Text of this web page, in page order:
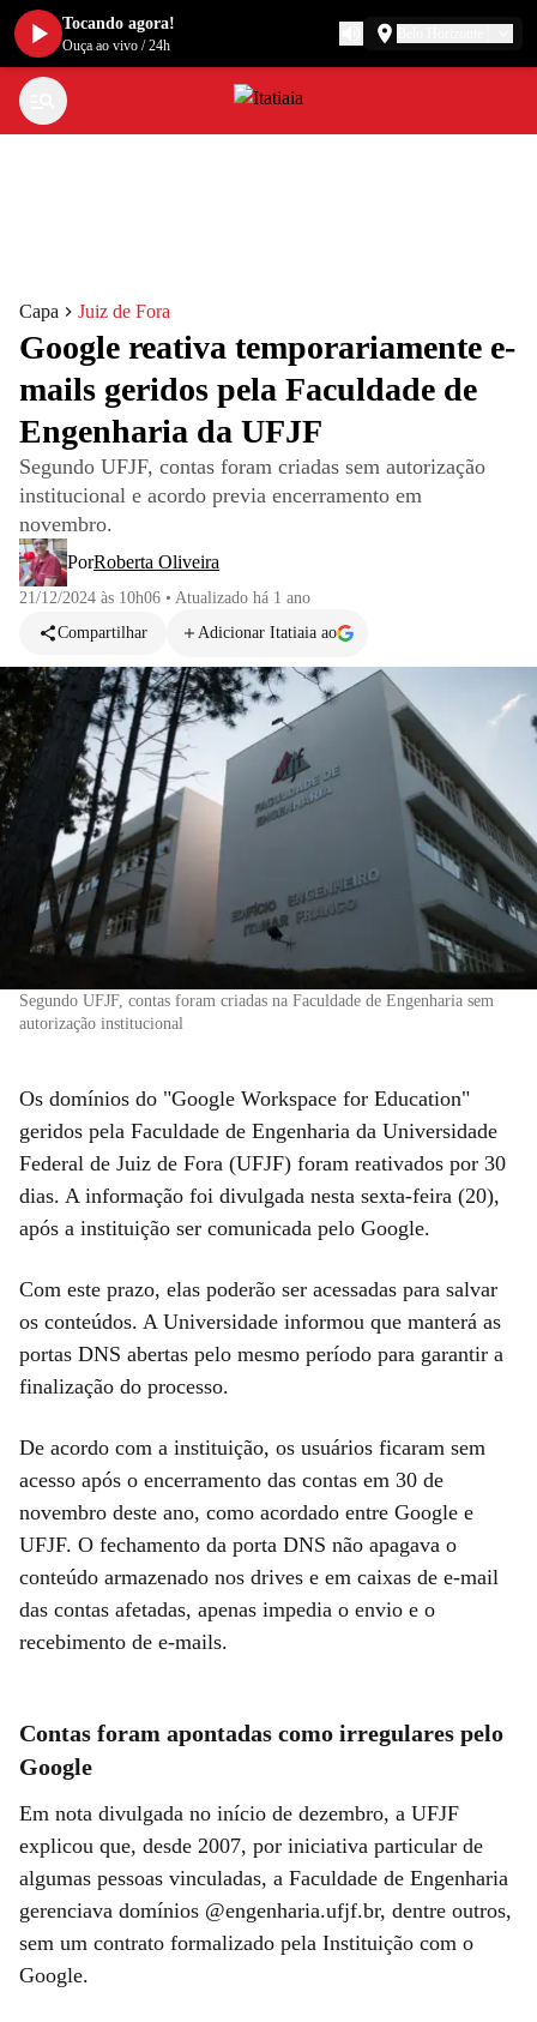
Capa Juiz de Fora
Google reativa temporariamente e-
mails geridos pela Faculdade de
Engenharia da UFJF
Segundo UFJF, contas foram criadas sem autorização
institucional e acordo previa encerramento em
novembro.
PorRoberta Oliveira
21/12/2024 às 10h06 • Atualizado há 1 ano
Compartilhar
Adicionar Itatiaia ao
Segundo UFJF, contas foram criadas na Faculdade de Engenharia sem
autorização institucional
Os domínios do "Google Workspace for Education"
geridos pela Faculdade de Engenharia da Universidade
Federal de Juiz de Fora (UFJF) foram reativados por 30
dias. A informação foi divulgada nesta sexta-feira (20),
após a instituição ser comunicada pelo Google.
Com este prazo, elas poderão ser acessadas para salvar
os conteúdos. A Universidade informou que manterá as
portas DNS abertas pelo mesmo período para garantir a
finalização do processo.
De acordo com a instituição, os usuários ficaram sem
acesso após o encerramento das contas em 30 de
novembro deste ano, como acordado entre Google e
UFJF. O fechamento da porta DNS não apagava o
conteúdo armazenado nos drives e em caixas de e-mail
das contas afetadas, apenas impedia o envio e o
recebimento de e-mails.
Contas foram apontadas como irregulares pelo
Google
Em nota divulgada no início de dezembro, a UFJF
explicou que, desde 2007, por iniciativa particular de
algumas pessoas vinculadas, a Faculdade de Engenharia
gerenciava domínios @engenharia.ufjf.br, dentre outros,
sem um contrato formalizado pela Instituição com o
Google.
Tocando agora!
Ouça ao vivo /24h